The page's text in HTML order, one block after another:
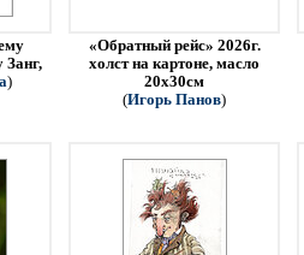
Занг,
)
«Обратный рейс» 2026г.
холст на картоне, масло
20х30см
(Игорь Панов)